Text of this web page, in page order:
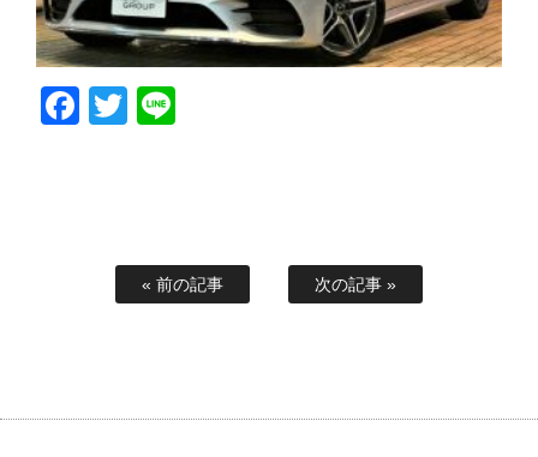
Facebook
Twitter
« 前の記事 次の記事 »